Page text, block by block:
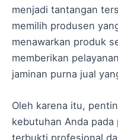
menjadi tantangan
memilih produsen
menawarkan produk
memberikan
jaminan purna jual
Oleh karena itu,
kebutuhan Anda